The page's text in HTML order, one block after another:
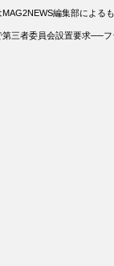
編集部による
第三者委員会設置要求──